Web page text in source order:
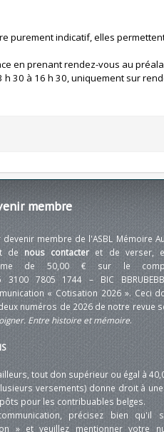
purement indicatif, elles
en prenant rendez-vous au
30 à 16 h 30, uniquement sur
membre
devenir membre de l'ASBL Mémoire
de nous contacteret de verser,
de 50,00 € sur le
3100 7805 1744 – BIC
« Cotisation 2026 ». Ceci
numéros de 2026 de notre revue
Entre histoire et mémoire.
tout don supérieur ou égal à
versements) donne droit à
pour les contribuables belges.
précisez bien qu'il
» et veuillez mentionner votre